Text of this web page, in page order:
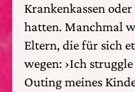
Krankenkassen
hatten. Manchmal
Eltern, die für sich
wegen: ›Ich
Outing meines